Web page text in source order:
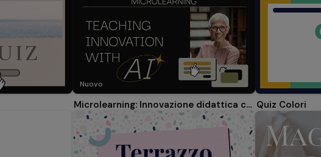
Nuovo
Microlearning: Innovazione didattica con IA Quiz Colori